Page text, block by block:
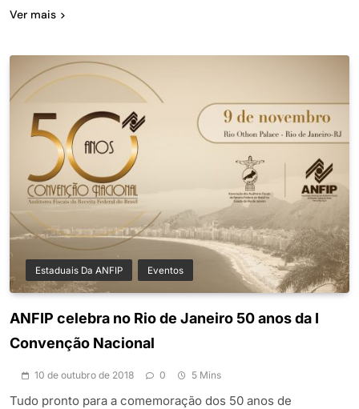
Ver mais
Estaduais Da ANFIP Eventos
ANFIP celebra no Rio de Janeiro 50 anos da I
Convenção Nacional
10 de outubro de 2018 0 5 Mins
Tudo pronto para a comemoração dos 50 anos de